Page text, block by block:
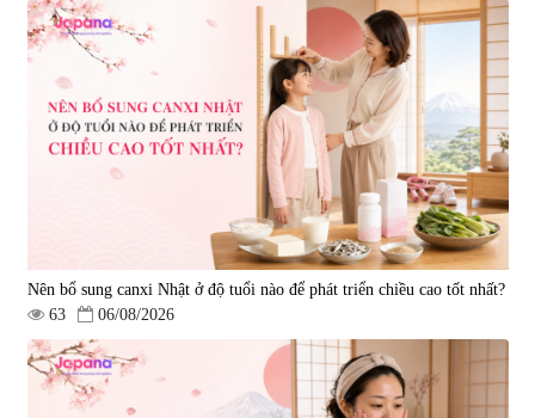
Nên bổ sung canxi Nhật ở độ tuổi nào để phát triển chiều cao tốt nhất?
63
06/08/2026